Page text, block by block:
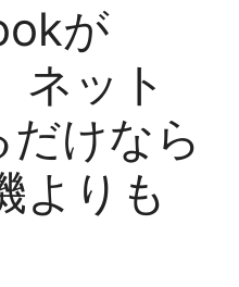
が
ネット
だけなら
よりも